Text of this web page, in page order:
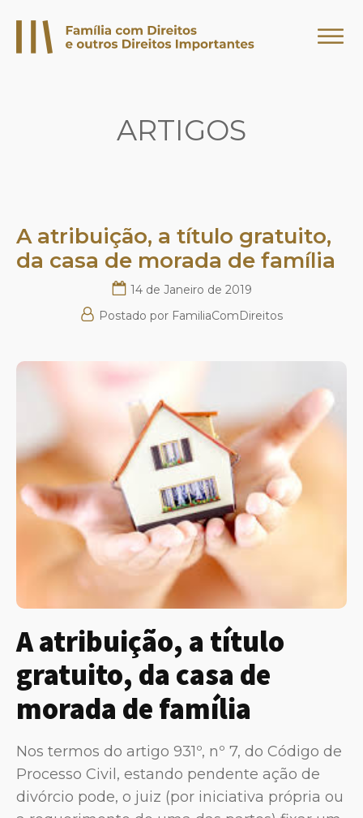
ARTIGOS
A atribuição, a título gratuito,
da casa de morada de família
14 de Janeiro de 2019
Postado por FamiliaComDireitos
A atribuição, a título
gratuito, da casa de
morada de família
Nos termos do artigo 931º, nº 7, do Código de
Processo Civil, estando pendente ação de
divórcio pode, o juiz (por iniciativa própria ou